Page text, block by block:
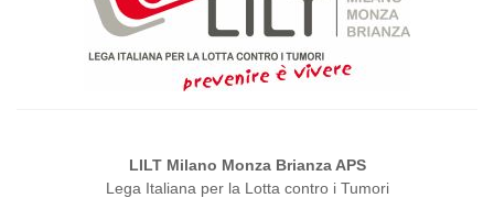
LILT Milano Monza Brianza APS
Lega Italiana per la Lotta contro i Tumori